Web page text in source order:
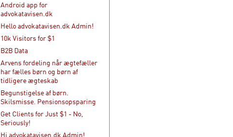
Android app for
advokatavisen.dk
Hello advokatavisen.dk Admin!
10k Visitors for $1
B2B Data
Arvens fordeling når ægtefæller
har fælles børn og børn af
tidligere ægteskab
Begunstigelse af børn.
Skilsmisse. Pensionsopsparing
Get Clients for Just $1 - No,
Seriously!
Hi advokatavisen.dk Admin!